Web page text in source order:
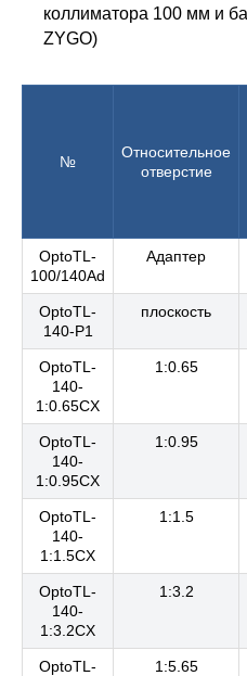
коллиматора 100 мм и
ZYGO)
№
Относительное
отверстие
OptoTL-
100/140Ad
Адаптер
OptoTL-
140-P1
плоскость
OptoTL-
140-
1:0.65CX
1:0.65
OptoTL-
140-
1:0.95CX
1:0.95
OptoTL-
140-
1:1.5CX
1:1.5
OptoTL-
140-
1:3.2CX
1:3.2
OptoTL-
1:5.65